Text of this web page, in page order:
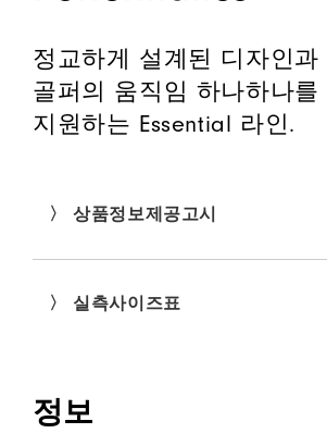
정교하게 설계된 디자인과
골퍼의 움직임 하나하나를
지원하는 Essential 라인.
〉 상품정보제공고시
〉 실측사이즈표
정보